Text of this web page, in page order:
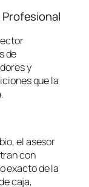
de
y
que la
el asesor
con
exacto de la
caja,